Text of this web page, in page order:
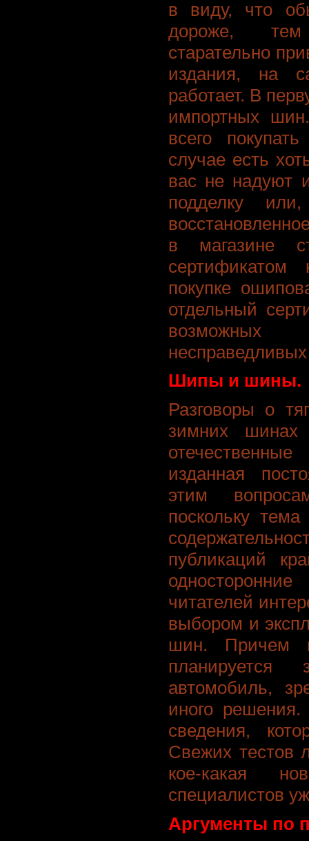
в виду, что
дороже,
старательно
издания, на
работает. В
импортных
всего
случае есть
вас не надуют
подделку
в магазине
покупке
отдельный
возможных
Шипы и шины.
Разговоры о
зимних
изданная
этим
поскольку
публикаций
читателей
выбором и
шин. Причем
автомобиль,
иного
сведения,
Свежих тестов
кое-какая
специалистов
Аргументы по